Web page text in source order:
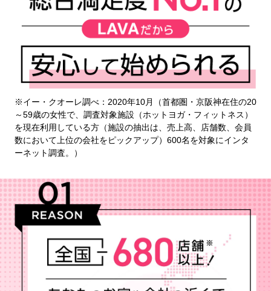
※イー・クオーレ調べ：2020年10月（首都圏・京阪神在住の20
～59歳の女性で、調査対象施設（ホットヨガ・フィットネス）
を現在利用している方（施設の抽出は、売上高、店舗数、会員
数において上位の会社をピックアップ）600名を対象にインタ
ーネット調査。）